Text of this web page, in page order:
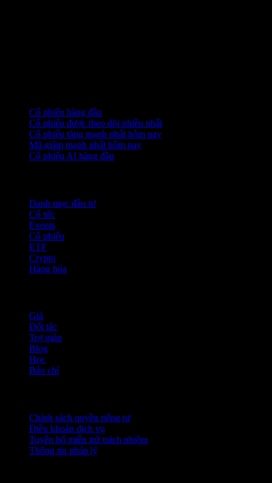
Cổ phiếu hàng đầu
Cổ phiếu được theo dõi nhiều nhất
Cổ phiếu tăng mạnh nhất hôm nay
Mã giảm mạnh nhất hôm nay
Cổ phiếu AI hàng đầu
Danh mục đầu tư
Cổ tức
Events
Cổ phiếu
ETF
Crypto
Hàng hóa
Giá
Đối tác
Trợ giúp
Blog
Học
Báo chí
Chính sách quyền riêng tư
Điều khoản dịch vụ
Tuyên bố miễn trừ trách nhiệm
Thông tin pháp lý